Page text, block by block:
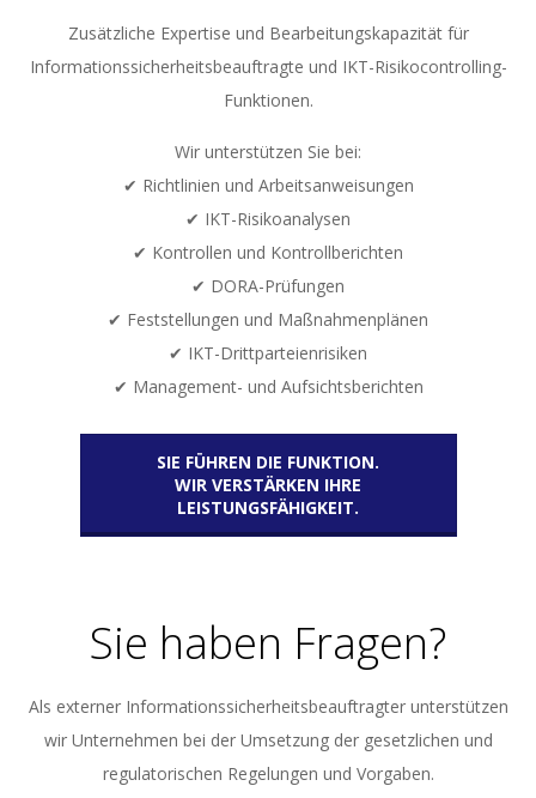
Zusätzliche Expertise und Bearbeitungskapazität für
Informationssicherheitsbeauftragte und IKT-Risikocontrolling-
Funktionen.
Wir unterstützen Sie bei:
✔ Richtlinien und Arbeitsanweisungen
✔ IKT-Risikoanalysen
✔ Kontrollen und Kontrollberichten
✔ DORA-Prüfungen
✔ Feststellungen und Maßnahmenplänen
✔ IKT-Drittparteienrisiken
✔ Management- und Aufsichtsberichten
SIE FÜHREN DIE FUNKTION.
WIR VERSTÄRKEN IHRE
LEISTUNGSFÄHIGKEIT.
Sie haben Fragen?
Als externer Informationssicherheitsbeauftragter unterstützen
wir Unternehmen bei der Umsetzung der gesetzlichen und
regulatorischen Regelungen und Vorgaben.